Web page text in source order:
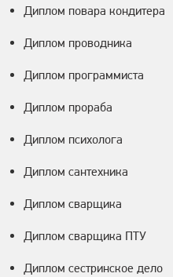
Диплом повара кондитера
Диплом проводника
Диплом программиста
Диплом прораба
Диплом психолога
Диплом сантехника
Диплом сварщика
Диплом сварщика ПТУ
Диплом сестринское дело